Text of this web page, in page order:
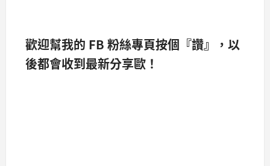
歡迎幫我的 FB 粉絲專頁按個『讚』，以
後都會收到最新分享歐！